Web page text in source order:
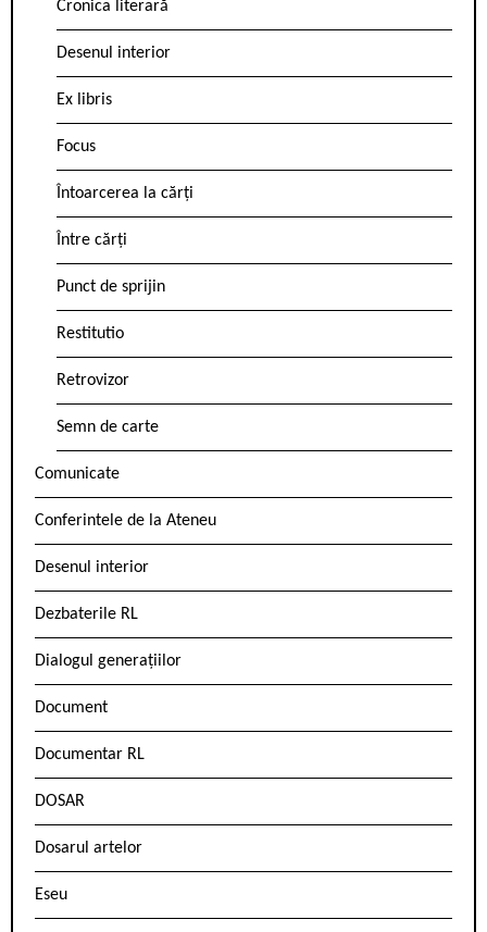
Cronica literară
Desenul interior
Ex libris
Focus
Întoarcerea la cărți
Între cărți
Punct de sprijin
Restitutio
Retrovizor
Semn de carte
Comunicate
Conferintele de la Ateneu
Desenul interior
Dezbaterile RL
Dialogul generațiilor
Document
Documentar RL
DOSAR
Dosarul artelor
Eseu